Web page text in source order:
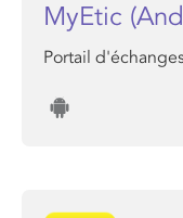
MyEtic
Portail